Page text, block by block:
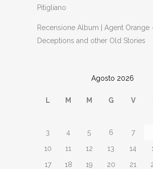
Pitigliano
Recensione Album | Agent Orange
Deceptions and other Old Stories
Agosto 2026
L M M G V
3
4 5 6 7
10
11 12 13 14
17
18 19 20 21